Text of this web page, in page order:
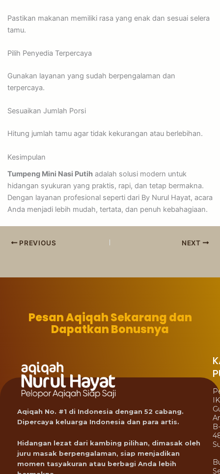
Pastikan makanan memiliki rasa yang enak dan sesuai selera
tamu.
Pilih Penyedia Terpercaya
Gunakan layanan yang sudah berpengalaman dan
terpercaya.
Sesuaikan Jumlah Porsi
Hitung jumlah tamu agar tidak kekurangan atau berlebihan.
Kesimpulan
Tumpeng Mini Nasi Putihadalah solusi modern untuk
hidangan syukuran yang praktis, rapi, dan tetap bermakna.
Dengan layanan profesional seperti dari By Nurul Hayat, acara
Anda menjadi lebih mudah, tertata, dan penuh kebahagiaan.
PREVIOUS NEXT
Pesan Aqiqah Sekarang dan
Dapatkan Bonusnya
Aqiqah No. #1 di Indonesia dengan 52 cabang.
Dipercaya keluarga Indonesia dan para artis.
Hidangan lezat dari kambing pilihan, dimasak oleh
juru masak berpengalaman, siap menjadikan
momen tasyakuran atau berbagi Anda lebih
B-